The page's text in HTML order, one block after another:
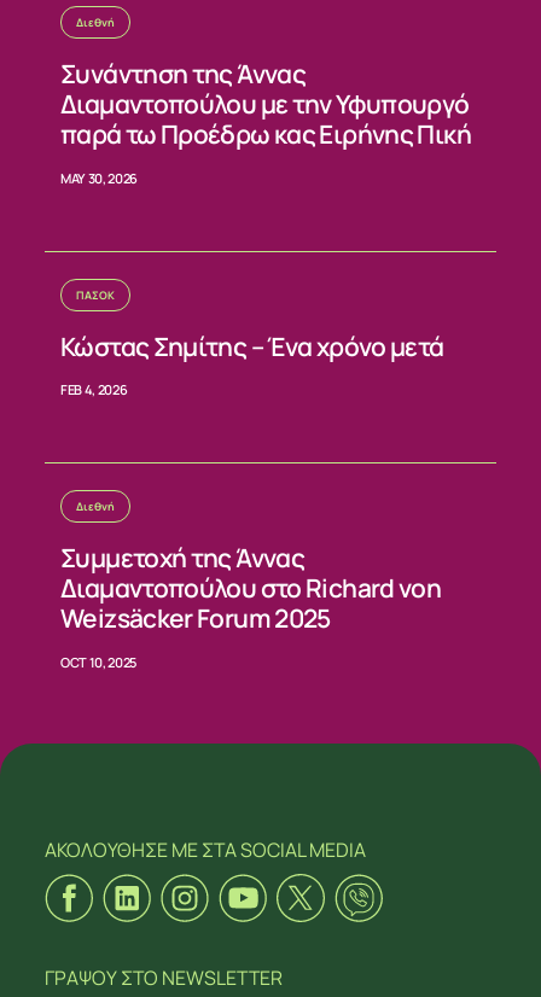
Διεθνή
Συνάντηση της Άννας
Διαμαντοπούλου με την Υφυπουργό
παρά τω Προέδρω κας Ειρήνης Πική
MAY 30, 2026
ΠΑΣΟΚ
Κώστας Σημίτης – Ένα χρόνο μετά
FEB 4, 2026
Διεθνή
Συμμετοχή της Άννας
Διαμαντοπούλου στο Richard von
Weizsäcker Forum 2025
OCT 10, 2025
ΑΚΟΛΟΥΘΗΣΕ ΜΕΣΤΑ SOCIAL MEDIA
ΓΡΑΨΟΥΣΤΟ NEWSLETTER